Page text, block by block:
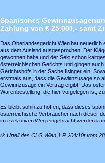
Spanisches
Zahlung von € 25.000,- samt
Das Oberlandesgericht Wien hat neuerlich
aus dem Ausland ausgesprochen. Der
gewonnen habe und der Sekt schon
österreichischen Gerichts und gingen
Gerichtshofs in der Sache Ilsinger ein.
erstmals aus, dass die Gewinnzusage so
Gewinnzusage ein Vertrag ergibt. Das
Warenbestellung, die hier vorgelegen ist,
Es bleibt sohin zu hoffen, dass dieses
österreichische Verbraucher nach dieser
im exekutiven Weg eingebracht werden
rk Urteil des OLG Wien 1 R 204/10t vom